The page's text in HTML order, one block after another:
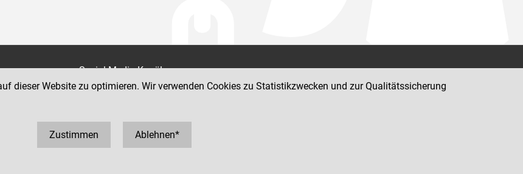
Social Media Kanäle
der Justiz und des BMJ
dieser Website zu optimieren. Wir verwenden Cookies zu Statistikzwecken und zur Qualitätssicherung
Zustimmen Ablehnen*